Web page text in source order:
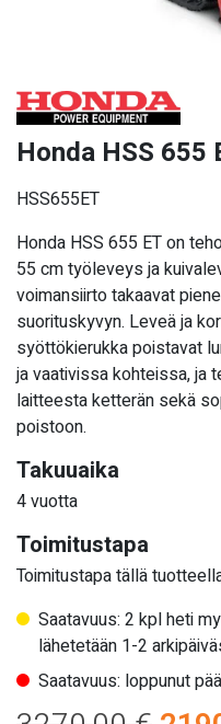
Honda HSS 655
HSS655ET
Honda HSS 655 ET on
55 cm työleveys ja
voimansiirto takaavat
suorituskyvyn. Leveä ja
syöttökierukka poistavat
ja vaativissa kohteissa, ja
laitteesta ketterän sekä
poistoon.
Takuuaika
4 vuotta
Toimitustapa
Toimitustapa tällä
Saatavuus: 2 kpl heti
lähetetään 1-2
Saatavuus: loppunut